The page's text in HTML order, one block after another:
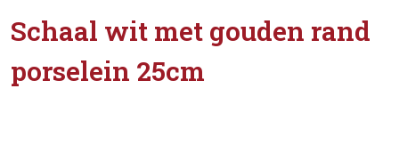
Schaal wit met gouden rand
porselein 25cm